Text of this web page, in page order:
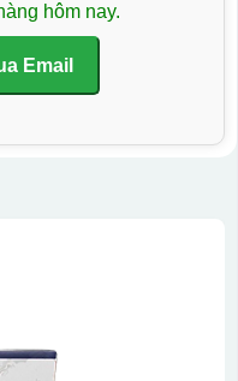
hôm nay.
Email